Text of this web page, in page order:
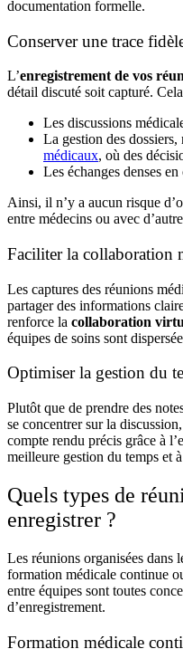
documentation formelle.
Conserver une trace
L’enregistrement de vos
détail discuté soit capturé.
Les discussions
La gestion des dossiers,
médicaux, où des
Les échanges denses
Ainsi, il n’y a aucun risque
entre médecins ou avec
Faciliter la collaboration
Les captures des réunions
partager des informations
renforce la collaboration
équipes de soins sont
Optimiser la gestion du
Plutôt que de prendre des
se concentrer sur la
compte rendu précis grâce à
meilleure gestion du temps et
Quels types de
enregistrer ?
Les réunions organisées dans
formation médicale continue
entre équipes sont toutes
d’enregistrement.
Formation médicale